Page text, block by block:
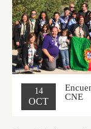
14
OCT
CNE